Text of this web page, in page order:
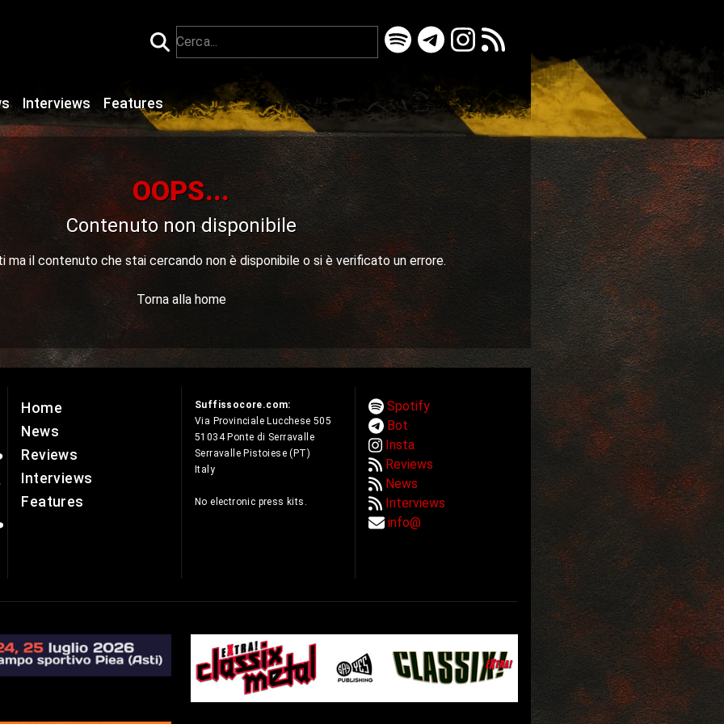
Interviews Features
OOPS...
Contenuto non disponibile
ma il contenuto che stai cercando non è disponibile o si è verificato un errore.
Torna alla home
Home
News
Reviews
Interviews
Features
Suffissocore.com:
Via Provinciale Lucchese 505
51034 Ponte di Serravalle
Serravalle Pistoiese (PT)
Italy
No electronic press kits.
Spotify
Bot
Insta
Reviews
News
Interviews
info@